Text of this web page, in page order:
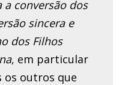
a conversão dos
sincera e
dos Filhos
, em particular
os outros que